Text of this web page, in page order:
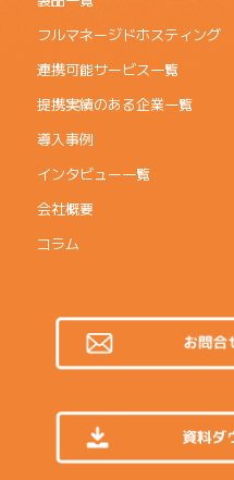
フルマネージドホスティング
連携可能サービス一覧
提携実績のある企業一覧
導入事例
インタビュー一覧
会社概要
コラム